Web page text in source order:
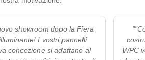
showroom dopo la Fiera
I vostri pannelli
concezione si adattano al
WPC